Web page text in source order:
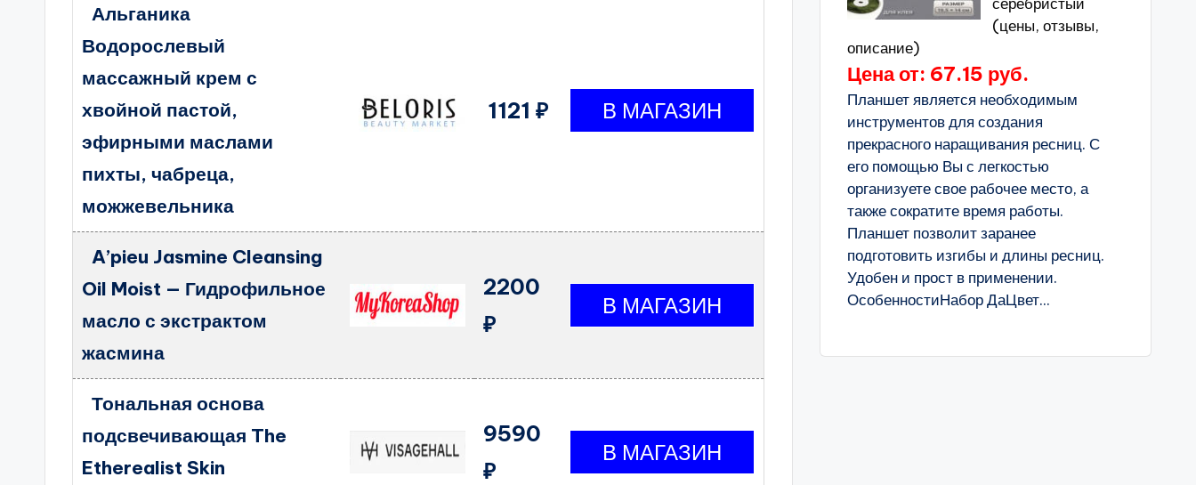
Альганика
Водорослевый
массажный крем с
хвойной пастой,
эфирными маслами
пихты, чабреца,
можжевельника
1121 ₽
A’pieu Jasmine Cleansing
Oil Moist — Гидрофильное
масло с экстрактом
жасмина
2200
₽
Тональная основа
подсвечивающая The
Etherealist Skin
9590
₽
(цены, отзывы,
описание)
Цена от: 67.15 руб.
Планшет является необходимым
инструментов для создания
прекрасного наращивания ресниц. С
его помощью Вы с легкостью
организуете свое рабочее место, а
также сократите время работы.
Планшет позволит заранее
подготовить изгибы и длины ресниц.
Удобен и прост в применении.
ОсобенностиНабор ДаЦвет...